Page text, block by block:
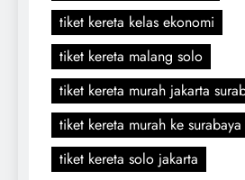
tiket kereta kelas ekonomi
tiket kereta malang solo
tiket kereta murah jakarta
tiket kereta murah ke surabaya
tiket kereta solo jakarta